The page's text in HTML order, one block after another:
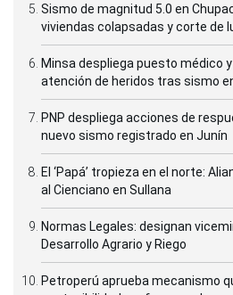
Sismo de magnitud 5.0 en
viviendas colapsadas y corte de
Minsa despliega puesto médico
atención de heridos tras sismo
PNP despliega acciones de
nuevo sismo registrado en Junín
El ‘Papá’ tropieza en el norte:
al Cienciano en Sullana
Normas Legales: designan
Desarrollo Agrario y Riego
Petroperú aprueba mecanismo